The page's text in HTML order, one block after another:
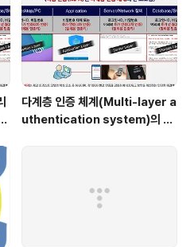
다계층 인증 체계(Multi-layer a
uthentication system)의 특